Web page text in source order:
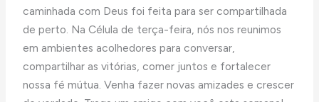
caminhada com Deus foi feita para ser compartilhada
de perto. Na Célula de terça-feira, nós nos reunimos
em ambientes acolhedores para conversar,
compartilhar as vitórias, comer juntos e fortalecer
nossa fé mútua. Venha fazer novas amizades e crescer